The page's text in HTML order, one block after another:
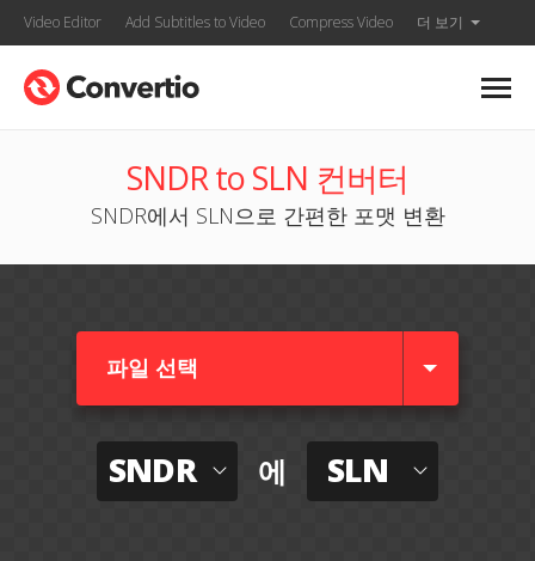
Video Editor Add Subtitles to Video Compress Video 더 보기
SNDR to SLN 컨버터
SNDR에서 SLN으로 간편한 포맷 변환
파일 선택
SNDR 에 SLN